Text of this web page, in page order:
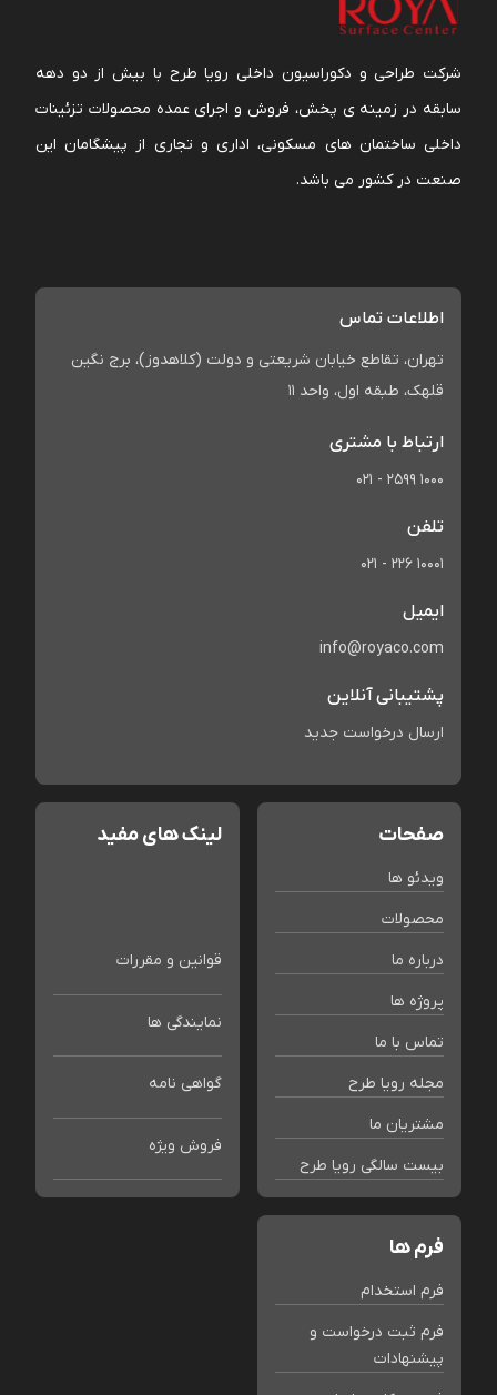
شرکت طراحی و دکوراسیون داخلی رویا طرح با بیش از دو دهه
سابقه در زمینه ی پخش، فروش و اجرای عمده محصولات تزئینات
داخلی ساختمان های مسکونی، اداری و تجاری از پیشگامان این
صنعت در کشور می باشد.
اطلاعات تماس
تهران، تقاطع خیابان شریعتی و دولت (کلاهدوز)، برج نگین
قلهک، طبقه اول، واحد 11
ارتباط با مشتری
021 - 2599 1000
تلفن
021 - 226 10001
ایمیل
info@royaco.com
پشتیبانی آنلاین
ارسال درخواست جدید
صفحات
ویدئو ها
محصولات
درباره ما
پروژه ها
تماس با ما
مجله رویا طرح
مشتریان ما
بیست سالگی رویا طرح
لینک های مفید
قوانین و مقررات
نمایندگی ها
گواهی نامه
فروش ویژه
فرم ها
فرم استخدام
فرم ثبت درخواست و
پیشنهادات